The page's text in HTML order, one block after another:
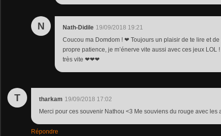
N Nath-Didile 19/09/2018 19:21
Coucou ma Domdom ! ❤ Toujours un plaisir de te lire et
propre patience, je m’énerve vite aussi avec ces jeux LOL
très vite ❤❤❤
T tharkam 19/09/2018 17:02
Merci pour ces souvenir Nathou <3 Me souviens du rouge avec les
Répondre